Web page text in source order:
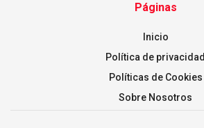
Páginas
Inicio
Política de privacidad
Políticas de Cookies
Sobre Nosotros